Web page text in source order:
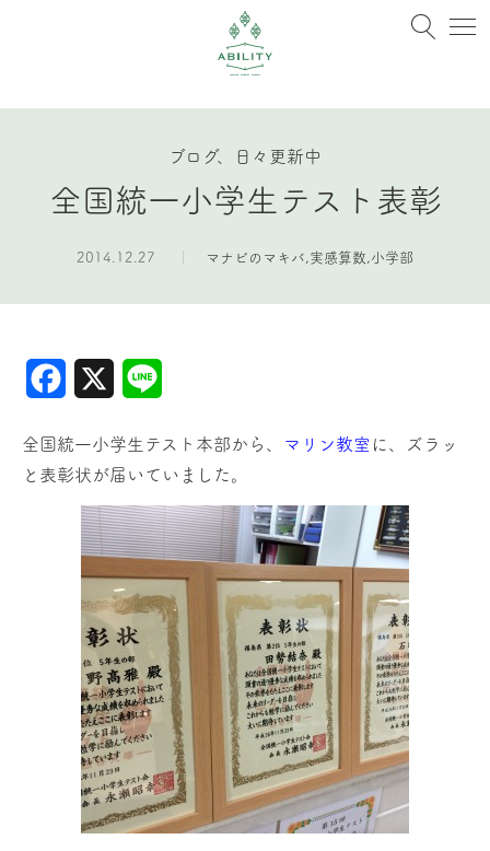
ブログ、日々更新中
全国統一小学生テスト表彰
2014.12.27 マナビのマキバ ,実感算数 ,小学部
Facebook
全国統一小学生テスト本部から、 マリン教室 に、ズラッ
と表彰状が届いていました。